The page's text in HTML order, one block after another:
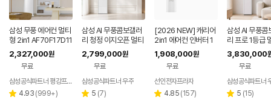
삼성 무풍 에어컨 멀티
형 2in1 AF70F17D11
BRS 일반배관 전국,
기본설치비포함
2,327,000원
무료
삼성공식파트너 평강프라자
별 4.93 리
(999+)
삼성 AI 무풍콤보갤러
리 청정 이지오픈 멀티
형 에어컨 AF80F17D
22WRS 기본설치포
2,799,000원
무료
삼성공식파트너 우주
별 5 리
(7)
[2026 NEW] 캐리어
2in1 에어컨 인버터 1
등급 멀티형 wifi 17평
+6평 투인원 전국 설
치비포함
1,908,000원
무료
선인전자프라자
별 4.85 리
(157)
삼성 AI 무풍콤
리 프로 1등급
에어컨
8ERS 기본설
3,830,000
무료
삼성공식파트너
별 5 리
(15)